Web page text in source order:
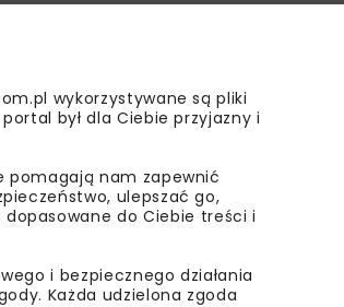
wykorzystywane są pliki
był dla Ciebie przyjazny i
pomagają nam zapewnić
ulepszać go,
do Ciebie treści i
i bezpiecznego działania
Każda udzielona zgoda